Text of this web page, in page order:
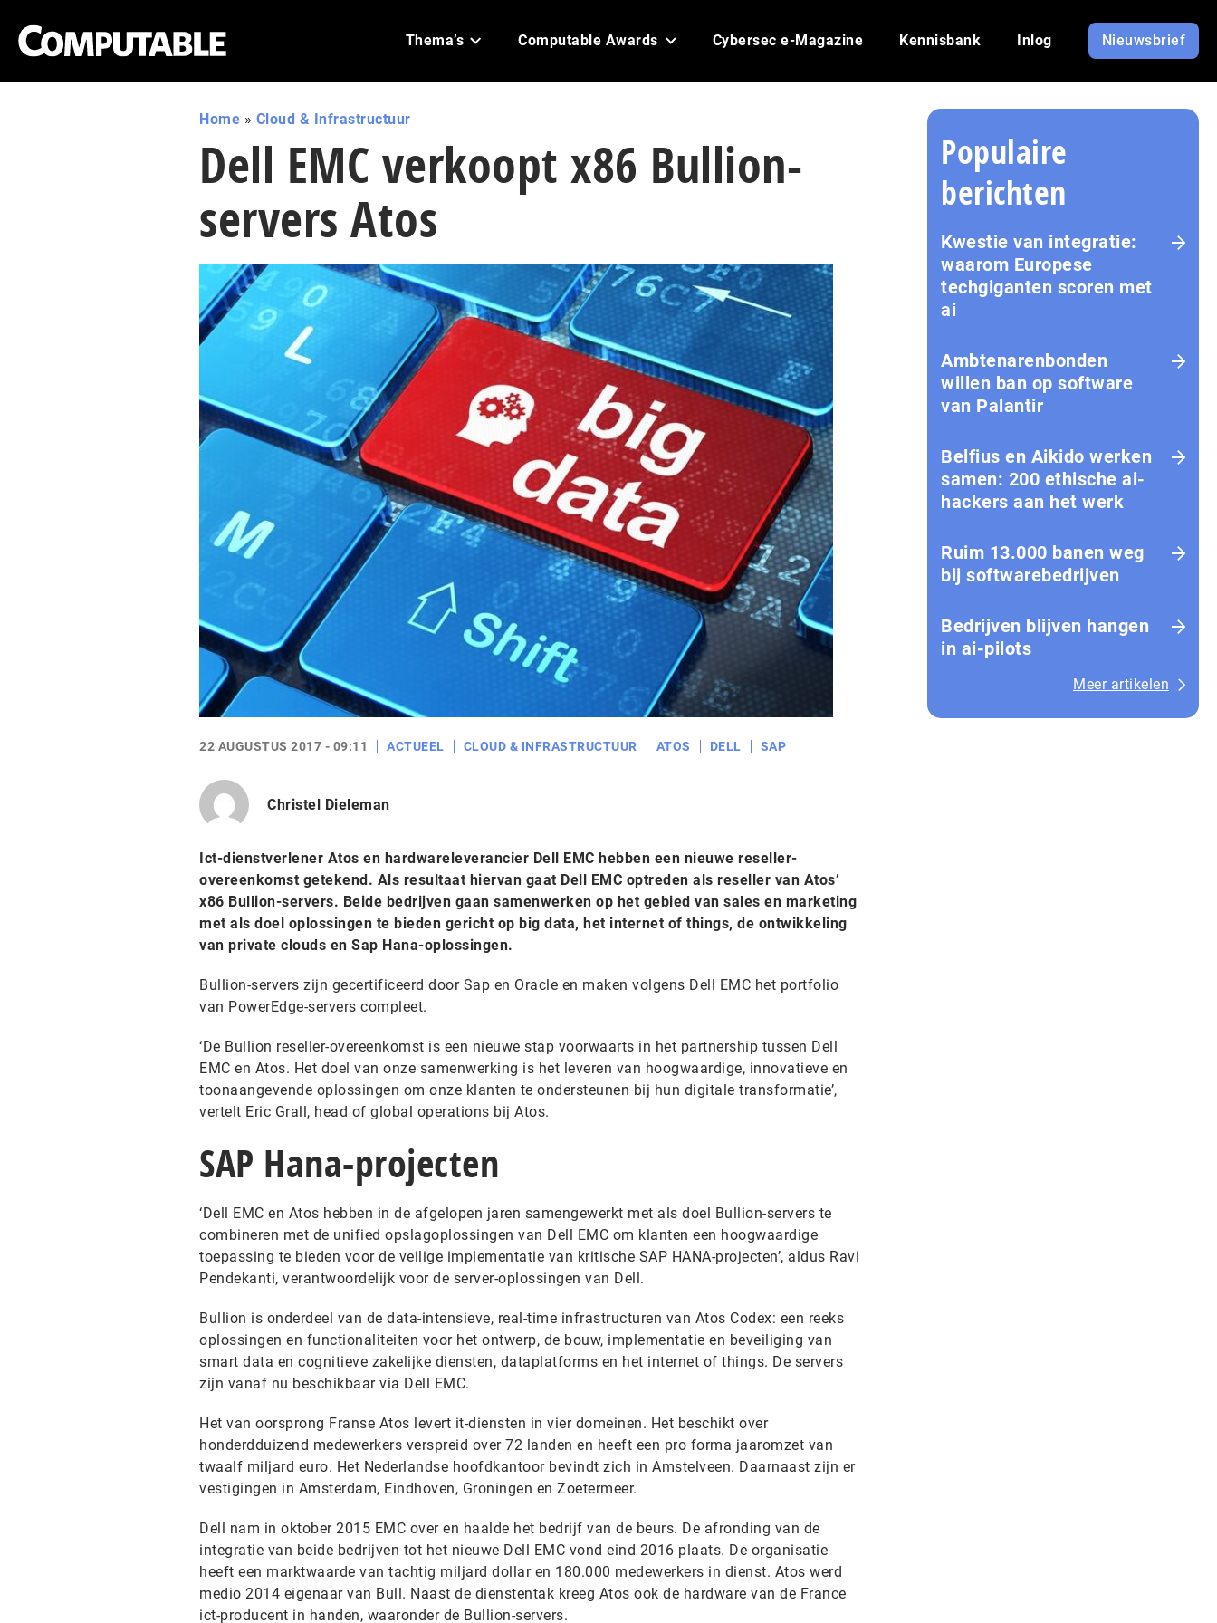
Thema’s Computable Awards Cybersec e-Magazine Kennisbank Inlog Nieuwsbrief
Home » Cloud & Infrastructuur
Dell EMC verkoopt x86 Bullion-
servers Atos
22 AUGUSTUS 2017 - 09:11 ACTUEEL CLOUD & INFRASTRUCTUUR ATOS DELL SAP
Christel Dieleman
Ict-dienstverlener Atos en hardwareleverancier Dell EMC hebben een nieuwe reseller-
overeenkomst getekend. Als resultaat hiervan gaat Dell EMC optreden als reseller van Atos’
x86 Bullion-servers. Beide bedrijven gaan samenwerken op het gebied van sales en marketing
met als doel oplossingen te bieden gericht op big data, het internet of things, de ontwikkeling
van private clouds en Sap Hana-oplossingen.
Bullion-servers zijn gecertificeerd door Sap en Oracle en maken volgens Dell EMC het portfolio
van PowerEdge-servers compleet.
‘De Bullion reseller-overeenkomst is een nieuwe stap voorwaarts in het partnership tussen Dell
EMC en Atos. Het doel van onze samenwerking is het leveren van hoogwaardige, innovatieve en
toonaangevende oplossingen om onze klanten te ondersteunen bij hun digitale transformatie’,
vertelt Eric Grall, head of global operations bij Atos.
SAP Hana-projecten
‘Dell EMC en Atos hebben in de afgelopen jaren samengewerkt met als doel Bullion-servers te
combineren met de unified opslagoplossingen van Dell EMC om klanten een hoogwaardige
toepassing te bieden voor de veilige implementatie van kritische SAP HANA-projecten’, aldus Ravi
Pendekanti, verantwoordelijk voor de server-oplossingen van Dell.
Bullion is onderdeel van de data-intensieve, real-time infrastructuren van Atos Codex: een reeks
oplossingen en functionaliteiten voor het ontwerp, de bouw, implementatie en beveiliging van
smart data en cognitieve zakelijke diensten, dataplatforms en het internet of things. De servers
zijn vanaf nu beschikbaar via Dell EMC.
Het van oorsprong Franse Atos levert it-diensten in vier domeinen. Het beschikt over
honderdduizend medewerkers verspreid over 72 landen en heeft een pro forma jaaromzet van
twaalf miljard euro. Het Nederlandse hoofdkantoor bevindt zich in Amstelveen. Daarnaast zijn er
vestigingen in Amsterdam, Eindhoven, Groningen en Zoetermeer.
Dell nam in oktober 2015 EMC over en haalde het bedrijf van de beurs. De afronding van de
integratie van beide bedrijven tot het nieuwe Dell EMC vond eind 2016 plaats. De organisatie
heeft een marktwaarde van tachtig miljard dollar en 180.000 medewerkers in dienst. Atos werd
medio 2014 eigenaar van Bull. Naast de dienstentak kreeg Atos ook de hardware van de France
ict-producent in handen, waaronder de Bullion-servers.
Populaire
berichten
Kwestie van integratie:
waarom Europese
techgiganten scoren met
ai
Amb­te­na­ren­bon­den
willen ban op software
van Palantir
Belfius en Aikido werken
samen: 200 ethische ai-
hackers aan het werk
Ruim 13.000 banen weg
bij softwarebedrijven
Bedrijven blijven hangen
in ai-pilots
Meer artikelen